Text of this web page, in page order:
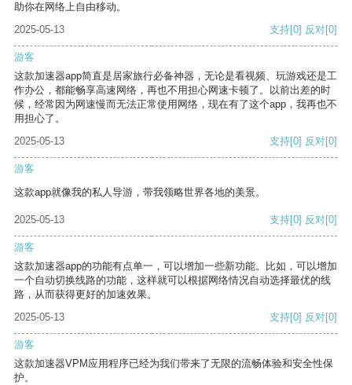
助你在网络上自由移动。
2025-05-13
支持[0] 反对[0]
游客
这款加速器app简直是居家旅行必备神器，无论是看视频、玩游戏还是工
作办公，都能畅享高速网络，再也不用担心网速卡顿了。以前出差的时
候，经常因为网速慢而无法正常使用网络，现在有了这个app，我再也不
用担心了。
2025-05-13
支持[0] 反对[0]
游客
这款app就像我的私人导游，带我领略世界各地的美景。
2025-05-13 支持[0] 反对[0]
游客
这款加速器app的功能有点单一，可以增加一些新功能。比如，可以增加
一个自动切换线路的功能，这样就可以根据网络情况自动选择最优的线
路，从而获得更好的加速效果。
2025-05-13
支持[0] 反对[0]
游客
这款加速器VPM应用程序已经为我们带来了无限的流畅体验和安全性保
护。